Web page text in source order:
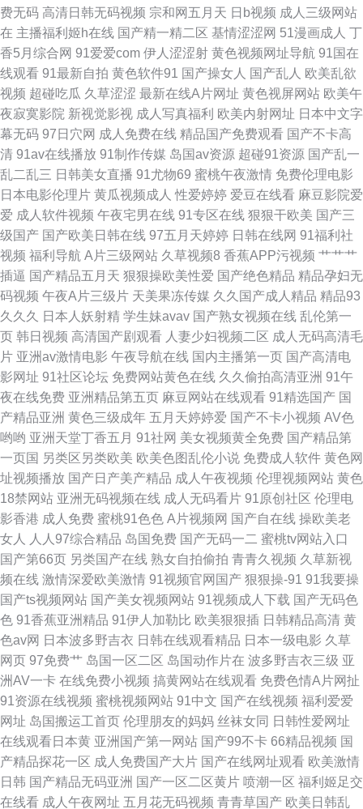
亚洲黄网站 91视频下载导航 俺去也俺去 国产福利片一区二区 红杏黄色入口
91白丝在线观看视频 在线观看视频网站懂的 97电影院网 91色啪 bt之家电影
下载 国产黄a三级大片 久久草影院 欧美网 视频福利 91人人妻人人操 国产精
品一区在线 欧美成人精品一区二区三 婷婷日韩一区二区区 91国产黑丝 91在
线婷婷超碰 大香蕉福利视频导航 黑人91 欧美亚洲国产日韩伦 91精品国产中
文直播 www999www 国产午夜诱惑 免费成人精品在线 日韩福利影片 影音资
源在线 91在线资源网 国产精品少妇一区二区 欧洲天天影院 亚洲福利一区 91
肛交 91资源视频在线播放 国产一区二区三区视频 免费的电影网站推荐 日韩
色欧美色国产精品 在线高清国语成人网站 av资源站欧洲 密桃视屏 日韩精品
中字 左爱视频 99热久草 国产福利网站导航软大全 理论电影网站 视频一区视
频二区中文字幕 91官网 av天天播放天天爽 国产污污网站日韩丝袜精品 国内
大陆最新精品视频 欧美三级视频 午夜羞羞 91含羞草在线看 wwwcomcn三级
精东AV 欧美性交V 香港黄色
费无码 高清日韩无码视频 宗和网五月天 日b视频 成人三级网站
在 主播福利姬h在线 国产精一精二区 基情涩涩网 51漫画成人 丁
香5月综合网 91爱爱com 伊人涩涩射 黄色视频网址导航 91国在
线观看 91最新自拍 黄色软件91 国产操女人 国产乱人 欧美乱欲
视频 超碰吃瓜 久草涩涩 最新在线A片网址 黄色视屏网站 欧美午
夜寂寞影院 新视觉影视 成人写真福利 欧美内射网址 日本中文字
幕无码 97日穴网 成人免费在线 精品国产免费观看 国产不卡高
清 91av在线播放 91制作传媒 岛国av资源 超碰91资源 国产乱一
乱二乱三 日韩美女直播 91尤物69 蜜桃午夜激情 免费伦理电影
日本电影伦理片 黄瓜视频成人 性爱婷婷 爱豆在线看 麻豆影院爱
爱 成人软件视频 午夜宅男在线 91专区在线 狠狠干欧美 国产三
级国产 国产欧美日韩在线 97五月天婷婷 日韩在线网 91福利社
视频 福利导航 A片三级网站 久草视频8 香蕉APP污视频 艹艹艹
插逼 国产精品五月天 狠狠操欧美性爱 国产绝色精品 精品孕妇无
码视频 午夜A片三级片 天美果冻传媒 久久国产成人精品 精品93
久久久
日本人妖射精 学生妹avav 国产熟女视频在线 乱伦第一
页 韩日视频 高清国产剧观看 人妻少妇视频二区 成人无码高清毛
片 亚洲av激情电影 午夜导航在线 国内主播第一页 国产高清电
影网址 91社区论坛 免费网站黄色在线 久久偷拍高清亚洲 91午
夜在线免费 亚洲精品第五页 麻豆网站在线观看 91精选国产 国
产精品亚洲 黄色三级成年 五月天婷婷爱 国产不卡小视频 AV色
哟哟 亚洲天堂丁香五月 91社网 美女视频黄全免费 国产精品第
一页国 另类区另类欧美 欧美色图乱伦小说 免费成人软件 黄色网
址视频播放 国产日产美产精品 成人午夜视频 伦理视频网站 黄色
18禁网站 亚洲无码视频在线 成人无码看片 91原创社区 伦理电
影香港 成人免费 蜜桃91色色 A片视频网 国产自在线 操欧美老
女人
人人97综合精品 岛国免费 国产无码一二 蜜桃tv网站入口
国产第66页 另类国产在线 熟女自拍偷拍 青青久视频 久草新视
频在线 激情深爱欧美激情 91视频官网国产 狠狠操-91 91我要操
国产ts视频网站 国产美女视频网站 91视频成人下载 国产无码色
色 91香蕉亚洲精品 91伊人加勒比 欧美狠狠插 日韩精品高清 黄
色av网 日本波多野吉衣 日韩在线观看精品 日本一级电影 久草
网页 97免费艹 岛国一区二区 岛国动作片在 波多野吉衣三级 亚
洲AV一卡 在线免费小视频 搞黄网站在线观看 免费色情A片网扯
91资源在线视频 蜜桃视频网站 91中文 国产在线视频 福利爱爱
网址 岛国搬运工首页 伦理朋友的妈妈 丝袜女同 日韩性爱网址
在线观看日本黄 亚洲国产第一网站 国产99不卡 66精品视频 国
产精品探花一区 成人免费国产大片 国产在线网址观看 欧美激情
日韩 国产精品无码亚洲 国产一区二区黄片 喷潮一区 福利姬足交
在线看 成人午夜网址 五月花无码视频 青青草国产 欧美日韩乱